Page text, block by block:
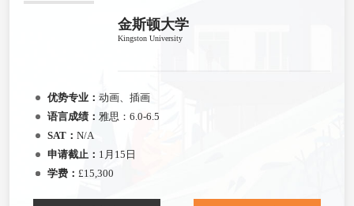
金斯顿大学
Kingston University
优势专业： 动画、插画
语言成绩： 雅思：6.0-6.5
SAT： N/A
申请截止： 1月15日
学费： £15,300